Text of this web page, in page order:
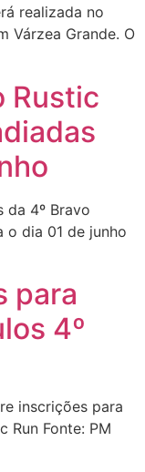
realizada no
Várzea Grande. O
Rustic
da 4º Bravo
o dia 01 de junho
para
4º
inscrições para
Run Fonte: PM